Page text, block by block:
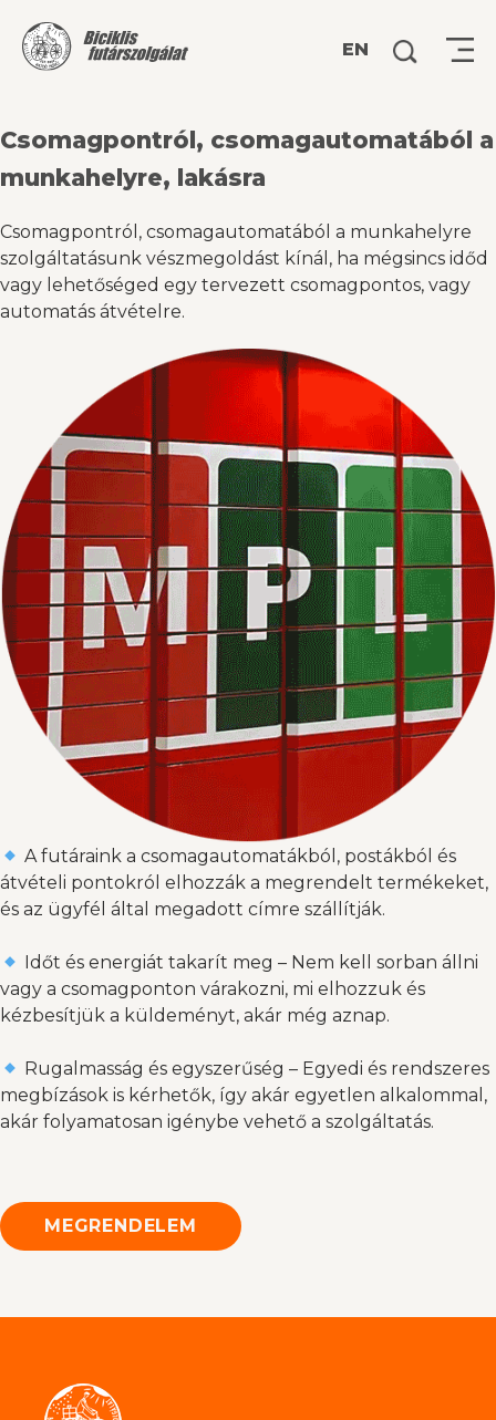
EN Keresés:
Csomagpontról, csomagautomatából a
munkahelyre, lakásra
Csomagpontról, csomagautomatából a munkahelyre
szolgáltatásunk vészmegoldást kínál, ha mégsincs időd
vagy lehetőséged egy tervezett csomagpontos, vagy
automatás átvételre.
A futáraink a csomagautomatákból, postákból és
átvételi pontokról elhozzák a megrendelt termékeket,
és az ügyfél által megadott címre szállítják.
Időt és energiát takarít meg – Nem kell sorban állni
vagy a csomagponton várakozni, mi elhozzuk és
kézbesítjük a küldeményt, akár még aznap.
Rugalmasság és egyszerűség – Egyedi és rendszeres
megbízások is kérhetők, így akár egyetlen alkalommal,
akár folyamatosan igénybe vehető a szolgáltatás.
MEGRENDELEM